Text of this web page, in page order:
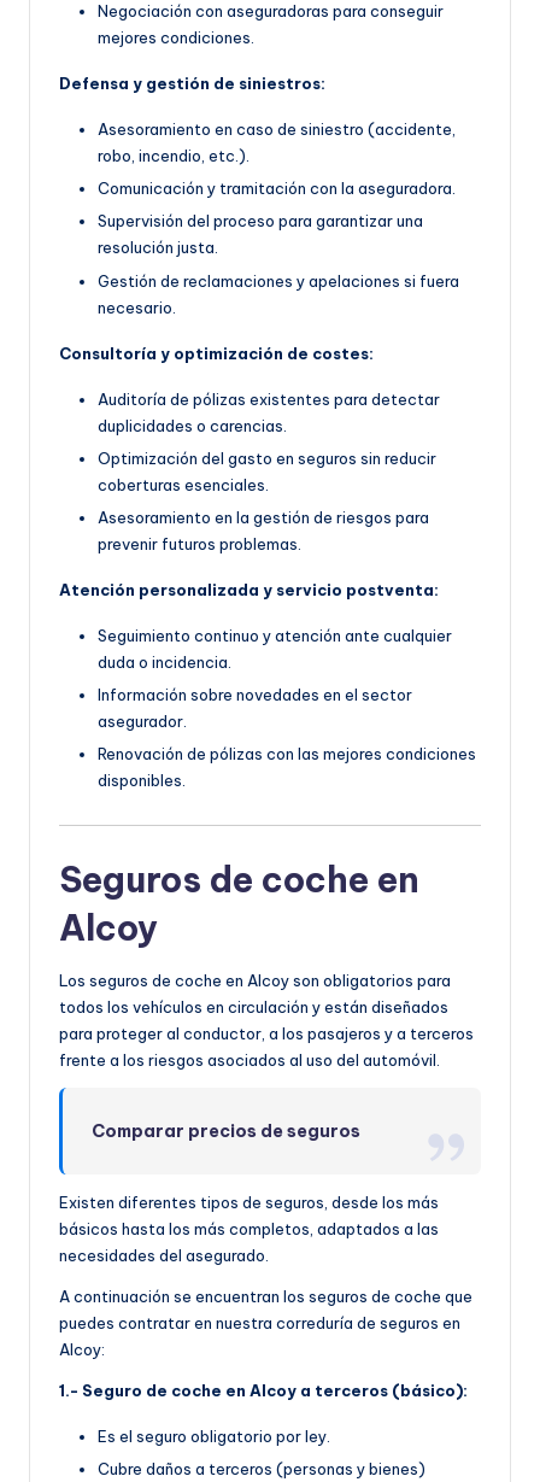
Negociación con aseguradoras para conseguir
mejores condiciones.
Defensa y gestión de siniestros:
Asesoramiento en caso de siniestro (accidente,
robo, incendio, etc.).
Comunicación y tramitación con la aseguradora.
Supervisión del proceso para garantizar una
resolución justa.
Gestión de reclamaciones y apelaciones si fuera
necesario.
Consultoría y optimización de costes:
Auditoría de pólizas existentes para detectar
duplicidades o carencias.
Optimización del gasto en seguros sin reducir
coberturas esenciales.
Asesoramiento en la gestión de riesgos para
prevenir futuros problemas.
Atención personalizada y servicio postventa:
Seguimiento continuo y atención ante cualquier
duda o incidencia.
Información sobre novedades en el sector
asegurador.
Renovación de pólizas con las mejores condiciones
disponibles.
Seguros de coche en
Alcoy
Los seguros de coche en Alcoy son obligatorios para
todos los vehículos en circulación y están diseñados
para proteger al conductor, a los pasajeros y a terceros
frente a los riesgos asociados al uso del automóvil.
Comparar precios de seguros
Existen diferentes tipos de seguros, desde los más
básicos hasta los más completos, adaptados a las
necesidades del asegurado.
A continuación se encuentran los seguros de coche que
puedes contratar en nuestra correduría de seguros en
Alcoy:
1.- Seguro de coche en Alcoy a terceros (básico):
Es el seguro obligatorio por ley.
Cubre daños a terceros (personas y bienes)